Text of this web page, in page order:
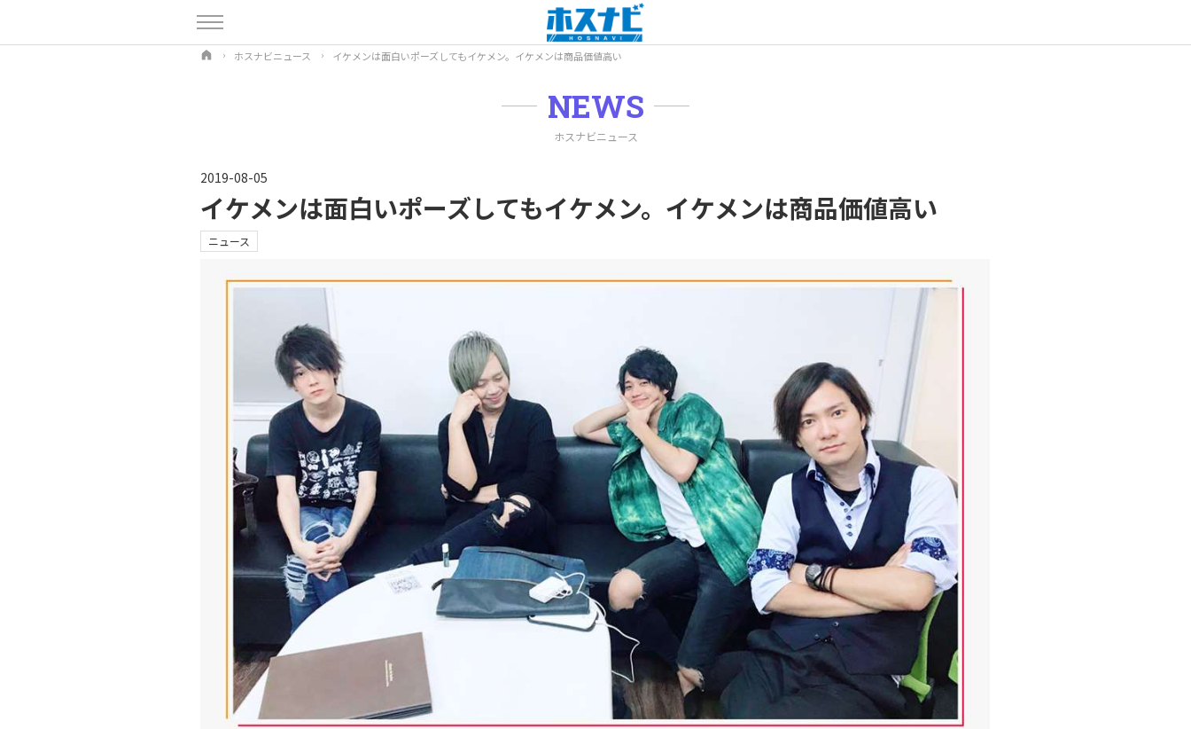
ホスナビニュース イケメンは面白いポーズしてもイケメン。イケメンは商品価値高い
NEWS
ホスナビニュース
2019-08-05
イケメンは面白いポーズしてもイケメン。イケメンは商品価値高い
ニュース